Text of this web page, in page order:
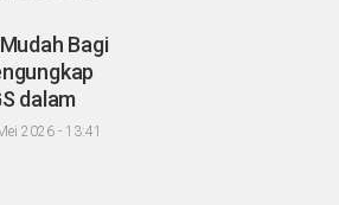
dengan
Bagi
dalam
2026 - 13:41